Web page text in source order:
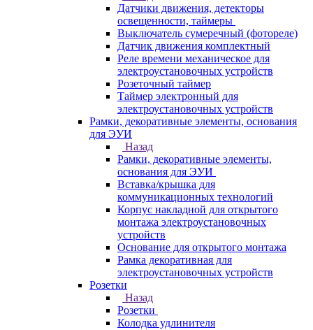
Датчики движения, детекторы
освещенности, таймеры
Выключатель сумеречный (фотореле)
Датчик движения комплектный
Реле времени механическое для
электроустановочных устройств
Розеточный таймер
Таймер электронный для
электроустановочных устройств
Рамки, декоративные элементы, основания
для ЭУИ
Назад
Рамки, декоративные элементы,
основания для ЭУИ
Вставка/крышка для
коммуникационных технологий
Корпус накладной для открытого
монтажа электроустановочных
устройств
Основание для открытого монтажа
Рамка декоративная для
электроустановочных устройств
Розетки
Назад
Розетки
Колодка удлинителя